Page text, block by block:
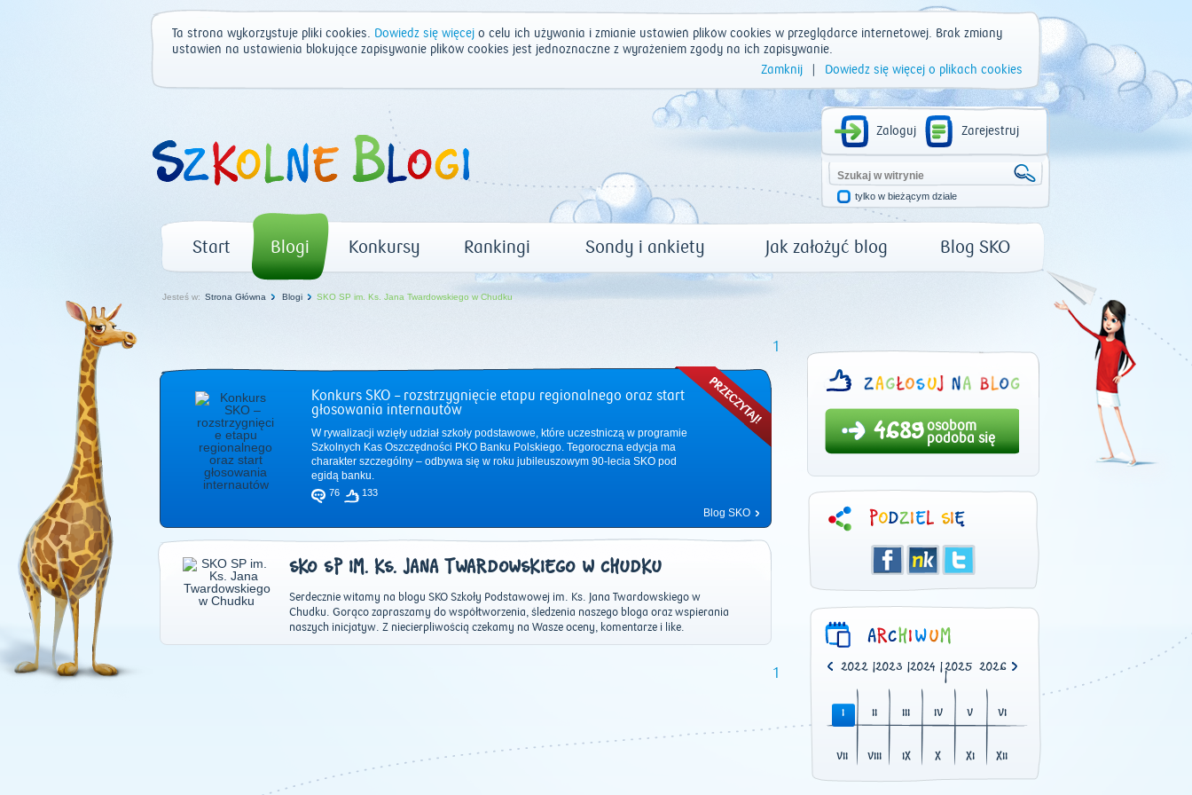
Ta strona wykorzystuje pliki cookies. Dowiedz się więcejo celu ich używania i zmianie ustawień plików cookies w przeglądarce internetowej. Brak zmiany
ustawień na ustawienia blokujące zapisywanie plików cookies jest jednoznaczne z wyrażeniem zgody na ich zapisywanie.
Zamknij
Dowiedz się więcej o plikach cookies
Zaloguj Zarejestruj
tylko w bieżącym dziale
Start Blogi Konkursy Rankingi Sondy i ankiety Jak założyć blog Blog SKO
Jesteś w: Strona Główna Blogi SKO SP im. Ks. Jana Twardowskiego w Chudku
1
Konkurs SKO – rozstrzygnięcie etapu regionalnego oraz start
głosowania internautów
W rywalizacji wzięły udział szkoły podstawowe, które uczestniczą w programie
Szkolnych Kas Oszczędności PKO Banku Polskiego. Tegoroczna edycja ma
charakter szczególny – odbywa się w roku jubileuszowym 90-lecia SKO pod
egidą banku.
76 133
Blog SKO
SKO SP IM. KS. JANA TWARDOWSKIEGO W CHUDKU
Serdecznie witamy na blogu SKO Szkoły Podstawowej im. Ks. Jana Twardowskiego w
Chudku. Gorąco zapraszamy do współtworzenia, śledzenia naszego bloga oraz wspierania
naszych inicjatyw. Z niecierpliwością czekamy na Wasze oceny, komentarze i like.
1
4689osobom
podoba się
2020 2021| 2022|2023 |2024 |2025
|
2026
I II III IV V VI
VII VIII IX X XI XII